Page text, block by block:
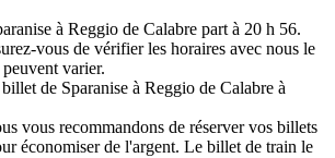
à Reggio de Calabre part à 20 h 56.
vous de vérifier les horaires avec nous le
varier.
de Sparanise à Reggio de Calabre à
vous recommandons de réserver vos billets
économiser de l'argent. Le billet de train le